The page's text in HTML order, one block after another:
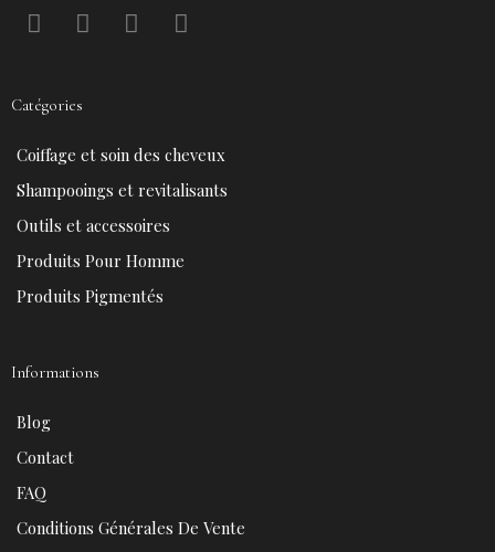
F
a
b
o
o
k
P
i
e
e
s
t
Y
o
b
e
I
n
r
a
Catégories
Coiffage et soin des cheveux
Shampooings et revitalisants
Outils et accessoires
Produits Pour Homme
Produits Pigmentés
Informations
Blog
Contact
FAQ
Conditions Générales De Vente